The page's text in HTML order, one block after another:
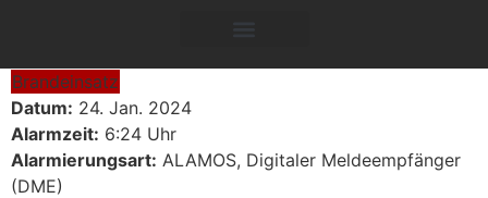
Brandeinsatz
Datum: 24. Jan. 2024
Alarmzeit: 6:24 Uhr
Alarmierungsart: ALAMOS, Digitaler Meldeempfänger
(DME)